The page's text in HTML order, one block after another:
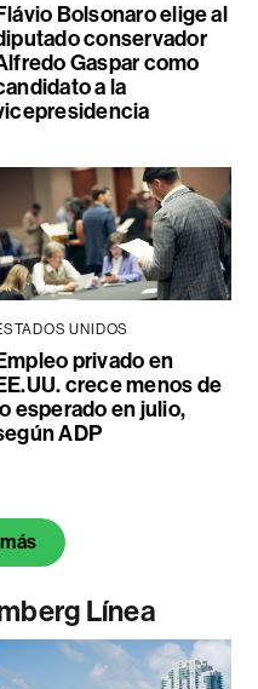
Bolsonaro elige al
conservador
Gaspar como
a la
UNIDOS
privado en
crece menos de
esperado en julio,
ADP
Línea